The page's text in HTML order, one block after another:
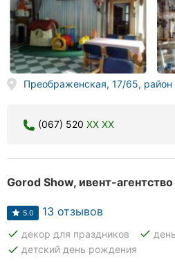
Преображенская, 17/65, район
(067) 520 XX XX
Gorod Show, ивент-агентство
5.0 13 отзывов
done декор для праздников done
done детский день рождения